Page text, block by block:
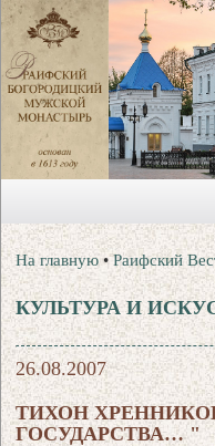
На главную •Раифский
КУЛЬТУРА И
26.08.2007
ТИХОН
ГОСУДАРСТВА… "